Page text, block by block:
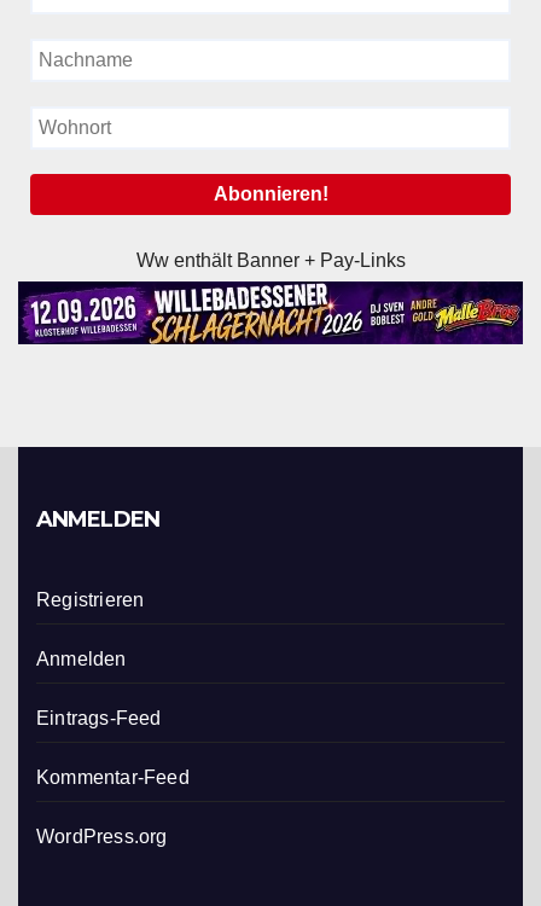
Ww enthält Banner + Pay-Links
ANMELDEN
Registrieren
Anmelden
Eintrags-Feed
Kommentar-Feed
WordPress.org